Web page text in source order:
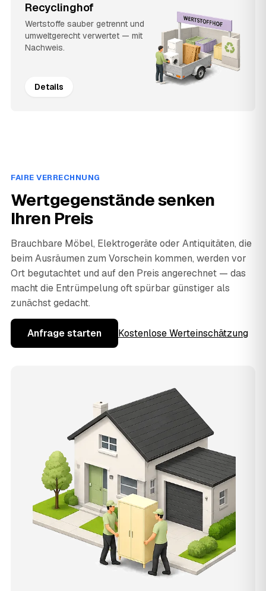
Recyclinghof
Wertstoffe sauber getrennt und
umweltgerecht verwertet — mit
Nachweis.
Details
FAIRE VERRECHNUNG
Wertgegenstände senken
Ihren Preis
Brauchbare Möbel, Elektrogeräte oder Antiquitäten, die
beim Ausräumen zum Vorschein kommen, werden vor
Ort begutachtet und auf den Preis angerechnet — das
macht die Entrümpelung oft spürbar günstiger als
zunächst gedacht.
Anfrage starten Kostenlose Werteinschätzung